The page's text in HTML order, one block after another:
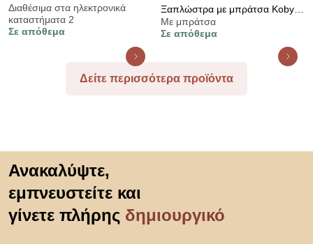
αλουμίνιο-textilene ανθρακί
Διαθέσιμα στα ηλεκτρονικά
καταστήματα 2
Σε απόθεμα
Ξαπλώστρα με μπράτσα Koby
pakoworld αλουμίνιο λευκό-
textilene μπεζ
Με μπράτσα
Σε απόθεμα
Δείτε περισσότερα προϊόντα
Ανακαλύψτε,
εμπνευστείτε και
γίνετε πλήρης δημιουργικό